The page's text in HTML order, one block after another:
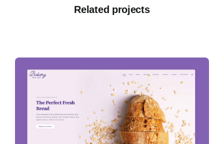
Related projects